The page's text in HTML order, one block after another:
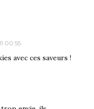
00:55
avec ces saveurs !